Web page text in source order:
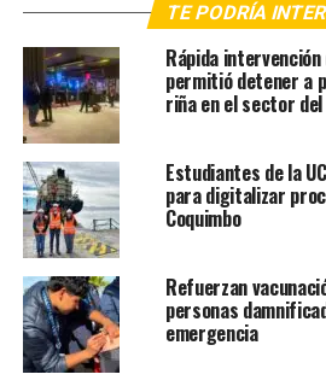
TE PODRÍA
Rápida
permitió detener a
riña en el sector del
Estudiantes de la
para digitalizar
Coquimbo
Refuerzan
personas
emergencia